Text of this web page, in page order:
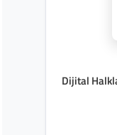
Dijital